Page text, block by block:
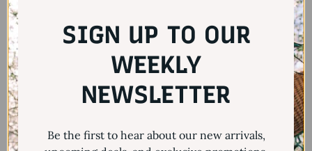
Martinique
$)
SIGN UP TO OUR
WEEKLY
NEWSLETTER
Be the first to hear about our new arrivals,